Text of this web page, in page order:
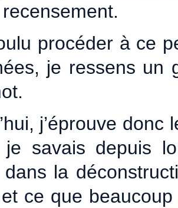
procéder à ce
je ressens un
j’éprouve
savais depuis
dans la
ce que